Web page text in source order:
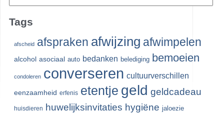
Tags
afscheid afspraken afwijzing afwimpelen
alcohol asociaal auto bedanken belediging bemoeien
condoleren converseren cultuurverschillen
eenzaamheid erfenis etentje geld geldcadeau
huisdieren huwelijksinvitaties hygiëne jaloezie